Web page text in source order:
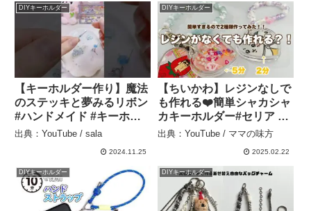
#リメイク #easy – Tomの
DIYキーホルダー
【キーホルダー作り】魔法
のステッキと夢みるリボン
#ハンドメイド #キーホル
ダー #ストラップ #asmr –
出典：YouTube / sala
2024.11.25
DIYキーホルダー
【ちいかわ】レジンなしで
も作れる❤️簡単シャカシャ
カキーホルダー#セリア –
ママの味方
出典：YouTube / ママの味方
2025.02.22
DIYキーホルダー DIYキーホルダー